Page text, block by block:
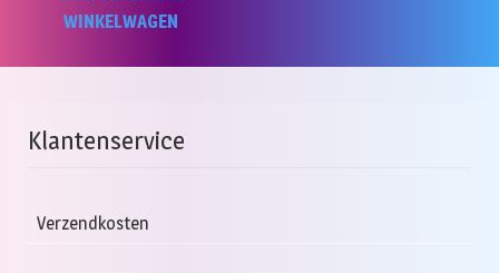
WINKELWAGEN
Klantenservice
Verzendkosten